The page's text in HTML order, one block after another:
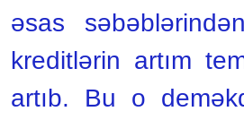
əsas
kreditlərin artım
artıb. Bu o